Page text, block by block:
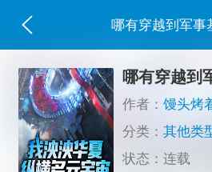
哪有穿越到军事
哪有穿越到
作者：馒头烤
分类：其他类
状态：连载